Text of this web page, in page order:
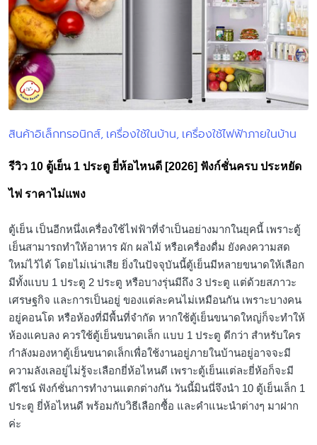
Posted
สินค้าอิเล็กทรอนิกส์ เครื่องใช้ในบ้าน เครื่องใช้ไฟฟ้าภายในบ้าน
รีวิว 10 ตู้เย็น 1 ประตู ยี่ห้อไหนดี [2026] ฟังก์ชั่นครบ ประหยัด
ไฟ ราคาไม่แพง
ตู้เย็น เป็นอีกหนึ่งเครื่องใช้ไฟฟ้าที่จำเป็นอย่างมากในยุคนี้ เพราะตู้
เย็นสามารถทำให้อาหาร ผัก ผลไม้ หรือเครื่องดื่ม ยังคงความสด
ใหม่ไว้ได้ โดยไม่เน่าเสีย ยิ่งในปัจจุบันนี้ตู้เย็นมีหลายขนาดให้เลือก
มีทั้งแบบ 1 ประตู 2 ประตู หรือบางรุ่นมีถึง 3 ประตู แต่ด้วยสภาวะ
เศรษฐกิจ และการเป็นอยู่ ของแต่ละคนไม่เหมือนกัน เพราะบางคน
อยู่คอนโด หรือห้องที่มีพื้นที่จำกัด หากใช้ตู้เย็นขนาดใหญ่ก็จะทำให้
ห้องแคบลง ควรใช้ตู้เย็นขนาดเล็ก แบบ 1 ประตู ดีกว่า สำหรับใคร
กำลังมองหาตู้เย็นขนาดเล็กเพื่อใช้งานอยู่ภายในบ้านอยู่อาจจะมี
ความลังเลอยู่ไม่รู้จะเลือกยี่ห้อไหนดี เพราะตู้เย็นแต่ละยี่ห้อก็จะมี
ดีไซน์ ฟังก์ชั่นการทำงานแตกต่างกัน วันนี้มินนี่จึงนำ 10 ตู้เย็นเล็ก 1
ประตู ยี่ห้อไหนดี พร้อมกับวิธีเลือกซื้อ และคำแนะนำต่างๆ มาฝาก
ค่ะ